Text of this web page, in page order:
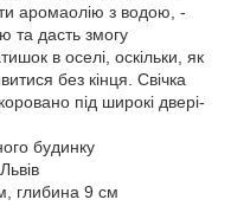
аромаолію з водою, -
та дасть змогу
в оселі, оскільки, як
без кінця. Свічка
під широкі двері-
будинку
глибина 9 см